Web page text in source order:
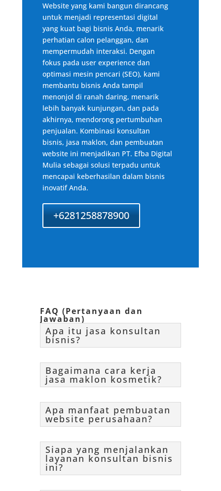
Website yang kami bangun dirancang
untuk menjadi representasi digital
yang kuat bagi bisnis Anda, menarik
perhatian calon pelanggan, dan
mempermudah interaksi. Dengan
fokus pada user experience dan
optimasi mesin pencari (SEO), kami
membantu bisnis Anda tampil
menonjol di ranah daring, menarik
lebih banyak kunjungan, dan pada
akhirnya, mendorong pertumbuhan
penjualan. Kombinasi konsultan
bisnis, jasa maklon, dan pembuatan
website ini menjadikan PT. Efba Digital
Mulia sebagai solusi terpadu untuk
mencapai keberhasilan dalam bisnis
inovatif Anda.
+6281258878900
FAQ (Pertanyaan dan
Jawaban)
Apa itu jasa konsultan
bisnis?
Bagaimana cara kerja
jasa maklon kosmetik?
Apa manfaat pembuatan
website perusahaan?
Siapa yang menjalankan
layanan konsultan bisnis
ini?